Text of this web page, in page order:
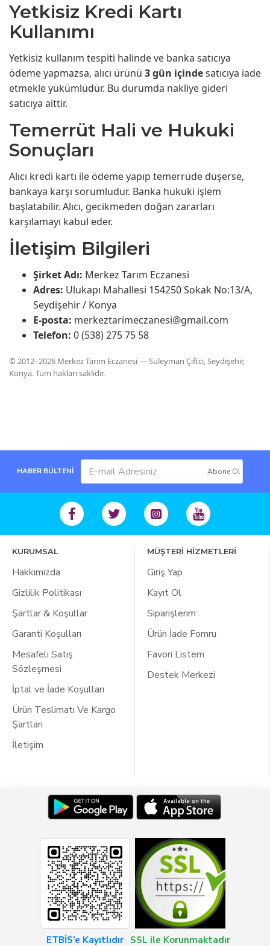
Yetkisiz Kredi Kartı
Kullanımı
Yetkisiz kullanım tespiti halinde ve banka satıcıya
ödeme yapmazsa, alıcı ürünü 3 gün içindesatıcıya iade
etmekle yükümlüdür. Bu durumda nakliye gideri
satıcıya aittir.
Temerrüt Hali ve Hukuki
Sonuçları
Alıcı kredi kartı ile ödeme yapıp temerrüde düşerse,
bankaya karşı sorumludur. Banka hukuki işlem
başlatabilir. Alıcı, gecikmeden doğan zararları
karşılamayı kabul eder.
İletişim Bilgileri
Şirket Adı: Merkez Tarım Eczanesi
Adres: Ulukapı Mahallesi 154250 Sokak No:13/A,
Seydişehir / Konya
E-posta: merkeztarimeczanesi@gmail.com
Telefon: 0 (538) 275 75 58
© 2012–2026 Merkez Tarım Eczanesi — Süleyman Çiftci, Seydişehir,
Konya. Tüm hakları saklıdır.
HABER BÜLTENİ Abone Ol
KURUMSAL
Hakkımızda
Gizlilik Politikası
Şartlar & Koşullar
Garanti Koşulları
Mesafeli Satış
Sözleşmesi
İptal ve İade Koşulları
Ürün Teslimatı Ve Kargo
Şartları
İletişim
MÜŞTERİ HİZMETLERİ
Giriş Yap
Kayıt Ol
Siparişlerim
Ürün İade Fomru
Favori Listem
Destek Merkezi
ETBİS’e Kayıtlıdır SSL ile Korunmaktadır